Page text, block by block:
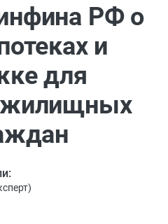
критерии трудовых и ГПХ-
РФ о
и
для
жилищных
)